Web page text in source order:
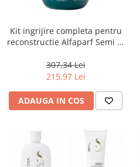
Kit ingrijire completa pentru
reconstructie Alfaparf Semi di
Reparative
307,34 Lei
215,97 Lei
ADAUGA IN COS